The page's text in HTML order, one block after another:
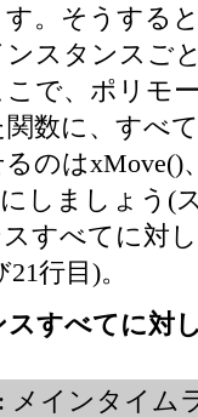
。そうする
スタンスご
で、ポリモ
数に、すべ
のはxMove()
しましょう(
すべてに対
行目)。
すべてに対
メインタイム